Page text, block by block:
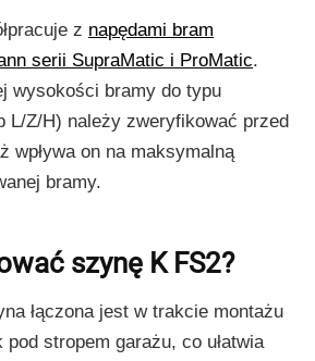
z napędami bram
serii SupraMatic i ProMatic.
wysokości bramy do typu
L/Z/H) należy zweryfikować przed
wpływa on na maksymalną
bramy.
szynę K FS2?
łączona jest w trakcie montażu
stropem garażu, co ułatwia